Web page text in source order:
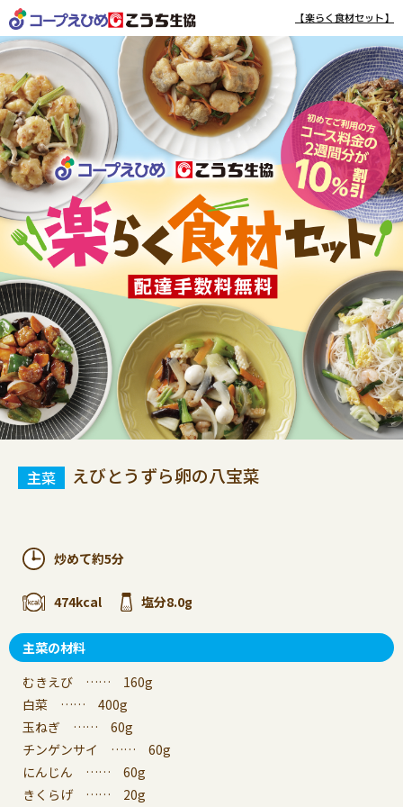
【楽らく食材セット】
えびとうずら卵の八宝菜
炒めて約5分
474kcal 塩分8.0g
主菜の材料
むきえび …… 160g
白菜 …… 400g
玉ねぎ …… 60g
チンゲンサイ …… 60g
にんじん …… 60g
きくらげ …… 20g